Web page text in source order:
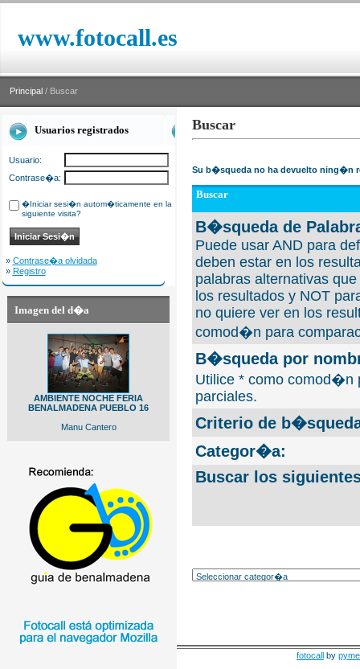
www.fotocall.es
Principal / Buscar
Usuarios registrados
Usuario:
Contrase�a:
�Iniciar sesi�n autom�ticamente en la
siguiente visita?
» Contrase�a olvidada
» Registro
Imagen del d�a
AMBIENTE NOCHE FERIA
BENALMADENA PUEBLO 16
Manu Cantero
Buscar
Su b�squeda no ha devuelto ning�n
Buscar
B�squeda de
Puede usar AND para
deben estar en los
palabras alternativas
los resultados y NOT
no quiere ver en los
comod�n para
B�squeda por
Utilice * como comod�n
parciales.
Criterio de
Categor�a:
Buscar los
fotocall by